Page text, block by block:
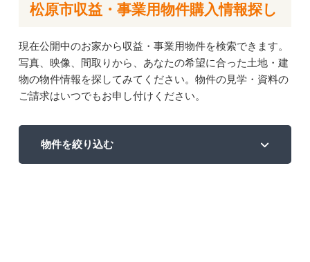
松原市収益・事業用物件購入情報探し
現在公開中のお家から収益・事業用物件を検索できます。
写真、映像、間取りから、あなたの希望に合った土地・建
物の物件情報を探してみてください。物件の見学・資料の
ご請求はいつでもお申し付けください。
物件を絞り込む